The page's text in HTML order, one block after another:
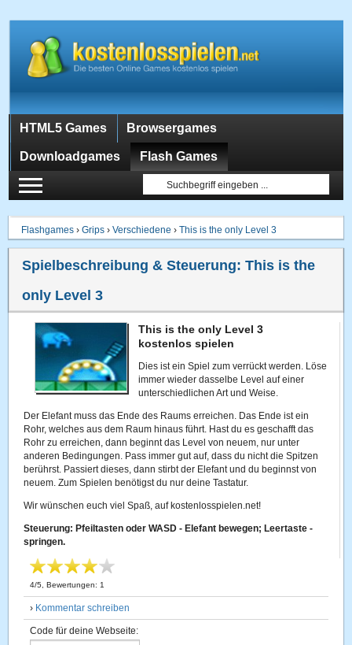
HTML5 Games Browsergames
Downloadgames Flash Games
Flashgames ›Grips ›Verschiedene ›This is the only Level 3
Spielbeschreibung & Steuerung:This is the
only Level 3
This is the only Level 3
kostenlos spielen
Dies ist ein Spiel zum verrückt werden. Löse
immer wieder dasselbe Level auf einer
unterschiedlichen Art und Weise.
Der Elefant muss das Ende des Raums erreichen. Das Ende ist ein
Rohr, welches aus dem Raum hinaus führt. Hast du es geschafft das
Rohr zu erreichen, dann beginnt das Level von neuem, nur unter
anderen Bedingungen. Pass immer gut auf, dass du nicht die Spitzen
berührst. Passiert dieses, dann stirbt der Elefant und du beginnst von
neuem. Zum Spielen benötigst du nur deine Tastatur.
Wir wünschen euch viel Spaß, auf kostenlosspielen.net!
Steuerung: Pfeiltasten oder WASD - Elefant bewegen; Leertaste -
springen.
4/5 , Bewertungen: 1
› Kommentar schreiben
Code für deine Webseite: